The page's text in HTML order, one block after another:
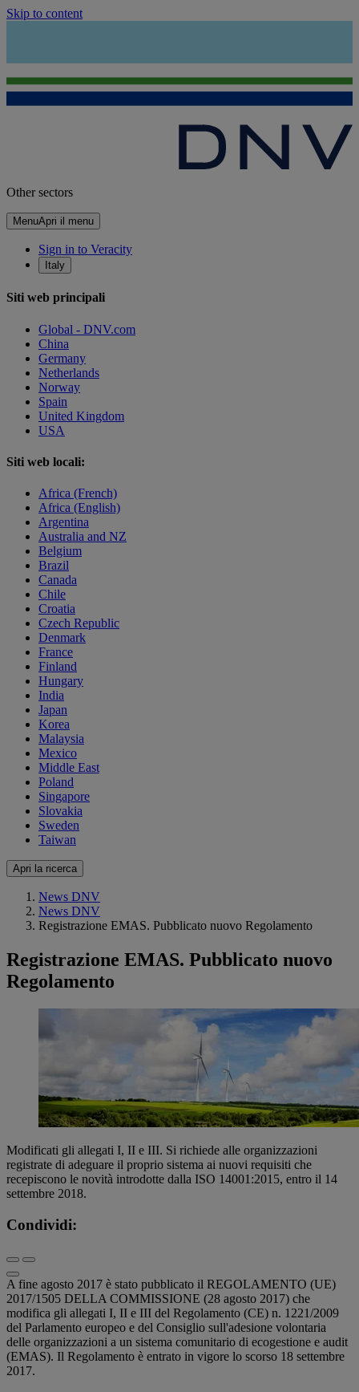
Skip to content
Other sectors
MenuApri il menu
Sign in to Veracity
Italy
Siti web principali
Global - DNV.com
China
Germany
Netherlands
Norway
Spain
United Kingdom
USA
Siti web locali:
Africa (French)
Africa (English)
Argentina
Australia and NZ
Belgium
Brazil
Canada
Chile
Croatia
Czech Republic
Denmark
France
Finland
Hungary
India
Japan
Korea
Malaysia
Mexico
Middle East
Poland
Singapore
Slovakia
Sweden
Taiwan
Apri la ricerca
News DNV
News DNV
Registrazione EMAS. Pubblicato nuovo Regolamento
Registrazione EMAS. Pubblicato nuovo
Regolamento
Modificati gli allegati I, II e III. Si richiede alle organizzazioni
registrate di adeguare il proprio sistema ai nuovi requisiti che
recepiscono le novità introdotte dalla ISO 14001:2015, entro il 14
settembre 2018.
Condividi:
A fine agosto 2017 è stato pubblicato il REGOLAMENTO (UE)
2017/1505 DELLA COMMISSIONE (28 agosto 2017) che
modifica gli allegati I, II e III del Regolamento (CE) n. 1221/2009
del Parlamento europeo e del Consiglio sull'adesione volontaria
delle organizzazioni a un sistema comunitario di ecogestione e audit
(EMAS). Il Regolamento è entrato in vigore lo scorso 18 settembre
2017.